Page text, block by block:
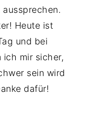
Heute ist
und bei
ich mir sicher,
sein wird
dafür!